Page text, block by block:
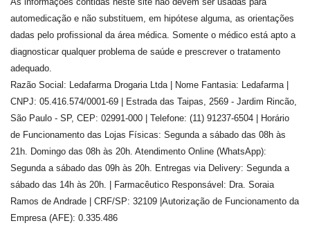
automedicação e não substituem, em hipótese alguma, as orientações
dadas pelo profissional da área médica. Somente o médico está apto a
diagnosticar qualquer problema de saúde e prescrever o tratamento
adequado.
Razão Social: Ledafarma Drogaria Ltda | Nome Fantasia: Ledafarma |
CNPJ: 05.416.574/0001-69 | Estrada das Taipas, 2569 - Jardim Rincão,
São Paulo - SP, CEP: 02991-000 | Telefone: (11) 91237-6504 | Horário
de Funcionamento das Lojas Físicas: Segunda a sábado das 08h às
21h. Domingo das 08h às 20h. Atendimento Online (WhatsApp):
Segunda a sábado das 09h às 20h. Entregas via Delivery: Segunda a
sábado das 14h às 20h. | Farmacêutico Responsável: Dra. Soraia
Ramos de Andrade
| CRF/SP: 32109 |Autorização de Funcionamento da
Empresa (AFE): 0.335.486